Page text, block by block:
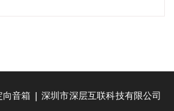
音箱 | 深圳市深层互联科技有限公司